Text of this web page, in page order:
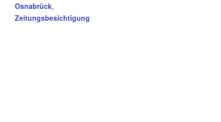
Osnabrück,
Zeitungsbesichtigung